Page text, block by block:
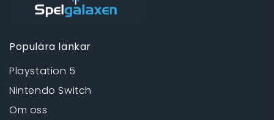
Populära länkar
Playstation 5
Nintendo Switch
Om oss